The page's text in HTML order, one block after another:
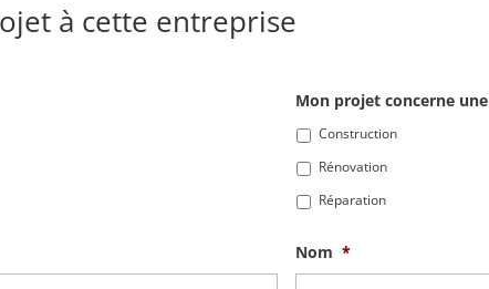
à cette entreprise
Mon projet concerne une
Construction
Rénovation
Réparation
Nom *